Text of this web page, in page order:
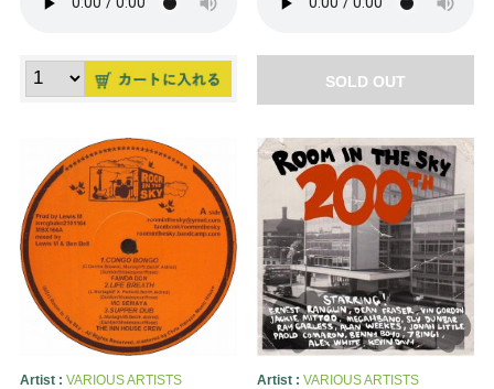
SOLD OUT
Artist : VARIOUS ARTISTS
Artist : VARIOUS ARTISTS